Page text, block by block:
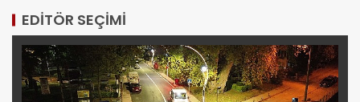
EDITÖR SEÇIMI